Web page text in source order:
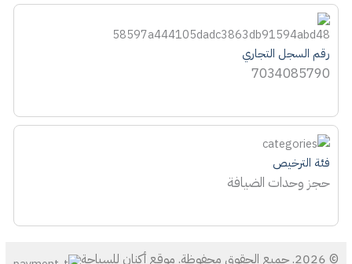
فئة الترخيص
حجز وحدات الضيافة
رقم السجل التجاري
7034085790
© 2026. جميع الحقوق محفوظة. موقع أكنان للسياحة